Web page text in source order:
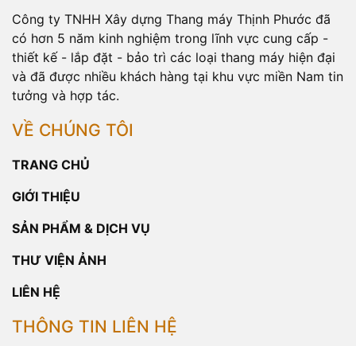
Công ty TNHH Xây dựng Thang máy Thịnh Phước đã
có hơn 5 năm kinh nghiệm trong lĩnh vực cung cấp -
thiết kế - lắp đặt - bảo trì các loại thang máy hiện đại
và đã được nhiều khách hàng tại khu vực miền Nam tin
tưởng và hợp tác.
VỀ CHÚNG TÔI
TRANG CHỦ
GIỚI THIỆU
SẢN PHẨM & DỊCH VỤ
THƯ VIỆN ẢNH
LIÊN HỆ
THÔNG TIN LIÊN HỆ